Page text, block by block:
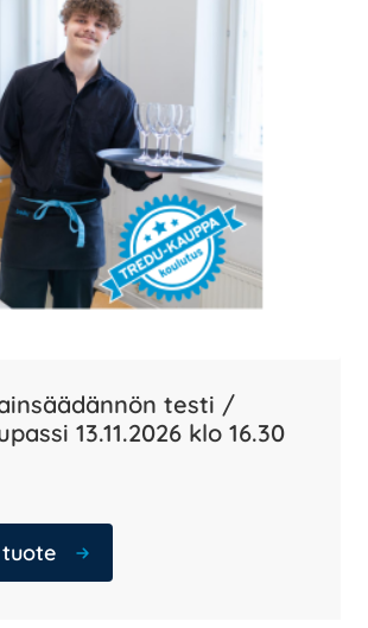
testi /
13.11.2026 klo 16.30